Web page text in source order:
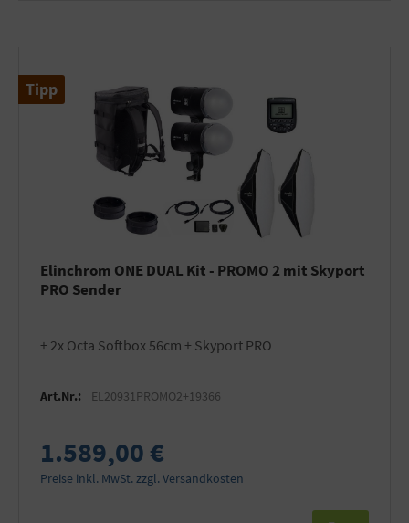
Tipp
Elinchrom ONE DUAL Kit - PROMO 2 mit Skyport
PRO Sender
+ 2x Octa Softbox 56cm + Skyport PRO
Art.Nr.: EL20931PROMO2+19366
1.589,00 €
Preise inkl. MwSt. zzgl. Versandkosten